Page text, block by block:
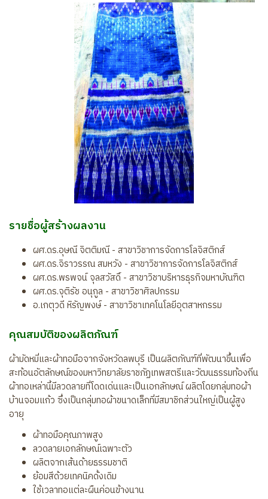
รายชื่อผู้สร้างผลงาน
ผศ.ดร.อุษณี จิตติมณี - สาขาวิชาการจัดการโลจิสติกส์
ผศ.ดร.จิราวรรณ สมหวัง - สาขาวิชาการจัดการโลจิสติกส์
ผศ.ดร.พรพจน์ จุลสวัสดิ์ - สาขาวิชาบริหารธุรกิจมหาบัณฑิต
ผศ.ดร.จุติรัช อนุกูล - สาขาวิชาศิลปกรรม
อ.เกตุวดี หิรัญพงษ์ - สาขาวิชาเทคโนโลยีอุตสาหกรรม
คุณสมบัติของผลิตภัณฑ์
ผ้ามัดหมี่และผ้าทอมือจากจังหวัดลพบุรี เป็นผลิตภัณฑ์ที่พัฒนาขึ้นเพื่อ
สะท้อนอัตลักษณ์ของมหาวิทยาลัยราชภัฏเทพสตรีและวัฒนธรรมท้องถิ่น
ผ้าทอเหล่านี้มีลวดลายที่โดดเด่นและเป็นเอกลักษณ์ ผลิตโดยกลุ่มทอผ้า
บ้านจอมแก้ว ซึ่งเป็นกลุ่มทอผ้าขนาดเล็กที่มีสมาชิกส่วนใหญ่เป็นผู้สูง
อายุ
ผ้าทอมือคุณภาพสูง
ลวดลายเอกลักษณ์เฉพาะตัว
ผลิตจากเส้นด้ายธรรมชาติ
ย้อมสีด้วยเทคนิคดั้งเดิม
ใช้เวลาทอแต่ละผืนค่อนข้างนาน